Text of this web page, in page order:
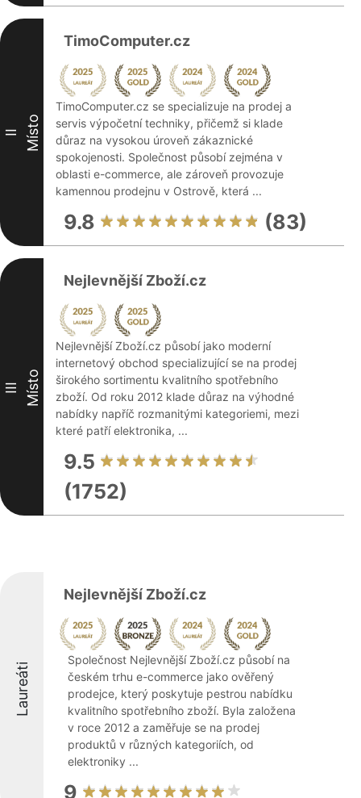
II Místo
TimoComputer.cz
TimoComputer.cz se specializuje na prodej a
servis výpočetní techniky, přičemž si klade
důraz na vysokou úroveň zákaznické
spokojenosti. Společnost působí zejména v
oblasti e-commerce, ale zároveň provozuje
kamennou prodejnu v Ostrově, která ...
9.8 (83)
III Místo
Nejlevnější Zboží.cz
Nejlevnější Zboží.cz působí jako moderní
internetový obchod specializující se na prodej
širokého sortimentu kvalitního spotřebního
zboží. Od roku 2012 klade důraz na výhodné
nabídky napříč rozmanitými kategoriemi, mezi
které patří elektronika, ...
9.5
(1752)
Laureáti
Nejlevnější Zboží.cz
Společnost Nejlevnější Zboží.cz působí na
českém trhu e-commerce jako ověřený
prodejce, který poskytuje pestrou nabídku
kvalitního spotřebního zboží. Byla založena
v roce 2012 a zaměřuje se na prodej
produktů v různých kategoriích, od
elektroniky ...
9